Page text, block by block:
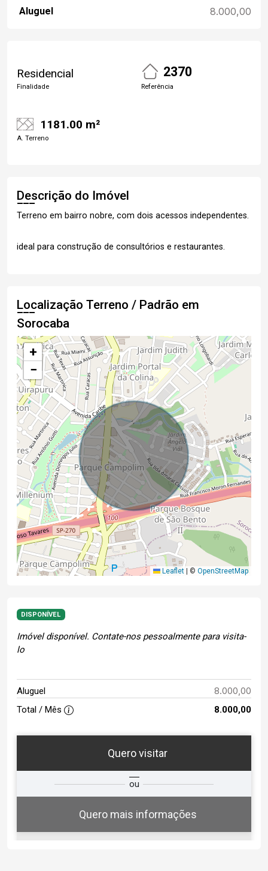
Aluguel 8.000,00
Residencial
Finalidade
2370
Referência
1181.00 m²
A. Terreno
Descrição do Imóvel
Terreno em bairro nobre, com dois acessos independentes.
ideal para construção de consultórios e restaurantes.
Localização Terreno / Padrão em
Sorocaba
+
−
Leaflet © OpenStreetMap
DISPONÍVEL
Imóvel disponível. Contate-nos pessoalmente para visita-
lo
Aluguel 8.000,00
Total / Mês 8.000,00
Quero visitar
ou
Quero mais informações
Qual o melhor dia e horário para
você?